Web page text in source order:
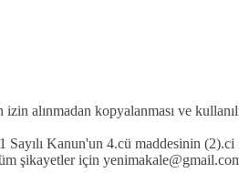
kopyalanması ve
Kanun'un 4.cü maddesinin (2).ci
şikayetler için